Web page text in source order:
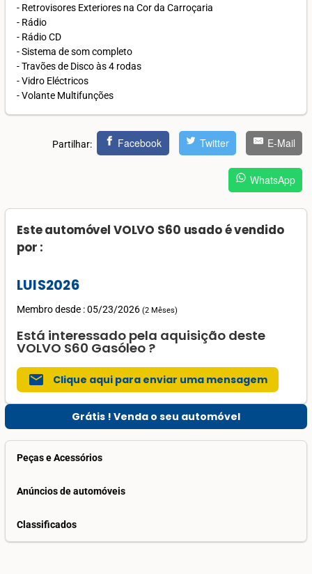
- Retrovisores Exteriores na Cor da Carroçaria
- Rádio
- Rádio CD
- Sistema de som completo
- Travões de Disco às 4 rodas
- Vidro Eléctricos
- Volante Multifunções
Partilhar: Facebook Twitter E-Mail
WhatsApp
Este automóvel VOLVO S60 usado é vendido
por :
LUIS2026
Membro desde : 05/23/2026 (2 Mêses)
Está interessado pela aquisição deste
VOLVO S60 Gasóleo ?
mail Clique aqui para enviar uma mensagem
Grátis ! Venda o seu automóvel
Peças e Acessórios
Anúncios de automóveis
Classificados